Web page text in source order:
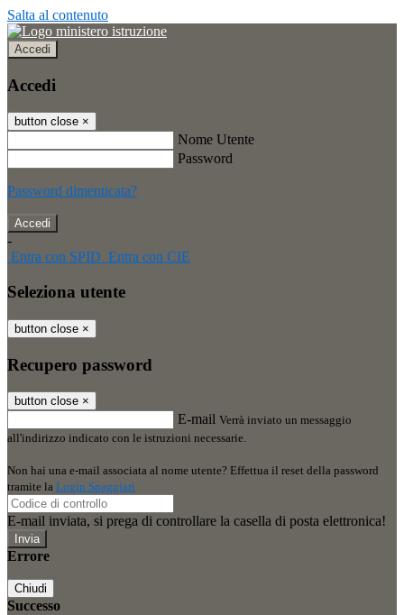
Salta al contenuto
Accedi
Accedi
button close ×
Nome Utente
Password
Password dimenticata?
-
Entra con SPID Entra con CIE
Seleziona utente
button close ×
Recupero password
button close ×
E-mail Verrà inviato un messaggio
all'indirizzo indicato con le istruzioni necessarie.
Non hai una e-mail associata al nome utente? Effettua il reset della password
tramite la Login Spaggiari
E-mail inviata, si prega di controllare la casella di posta elettronica!
Errore
Chiudi
Successo